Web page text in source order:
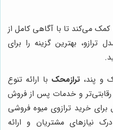
می‌کند تا با آگاهی کامل از
ترازو، بهترین گزینه را برای
و پند، ترازمحک با ارائه تنوع
و خدمات پس از فروش
برای خرید ترازوی میوه فروشی
نیازهای مشتریان و ارائه